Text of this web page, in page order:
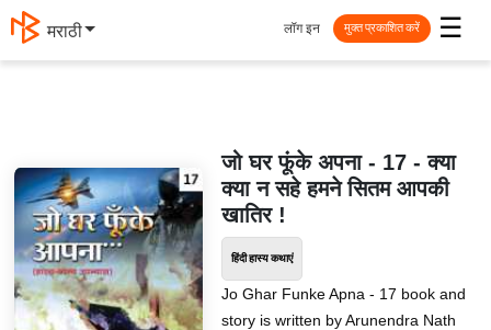
मराठी ☰
लॉग इन मुक्त प्रकाशित करें
जो घर फूंके अपना - 17 - क्या
क्या न सहे हमने सितम आपकी
खातिर !
हिंदी हास्य कथाएं
Jo Ghar Funke Apna - 17 book and
story is written by Arunendra Nath